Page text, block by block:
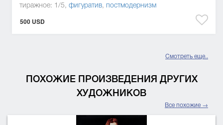
тиражное: 1/5, фигуратив, постмодернизм
500 USD
Смотреть еще..
ПОХОЖИЕ ПРОИЗВЕДЕНИЯ ДРУГИХ
ХУДОЖНИКОВ
Все похожие →